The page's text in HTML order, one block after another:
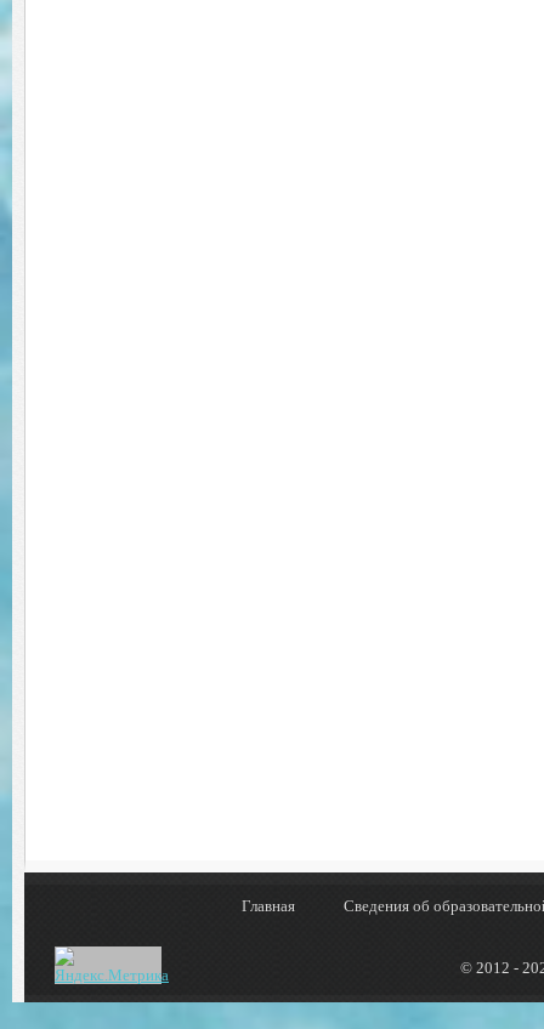
Главная Сведения об
© 2012 -